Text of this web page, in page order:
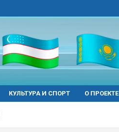
КУЛЬТУРА И СПОРТ О ПРОЕКТЕ